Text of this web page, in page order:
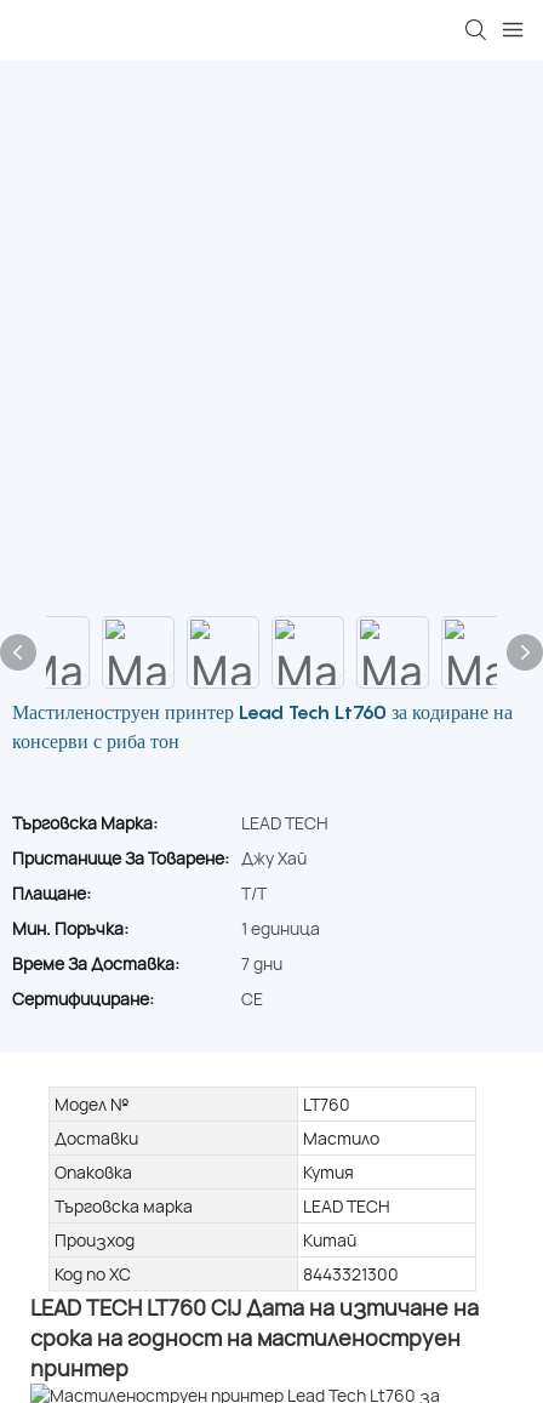
Мастиленоструен принтер Lead Tech Lt760 за кодиране на
консерви с риба тон
Търговска Марка:
LEAD TECH
Пристанище За Товарене: Джу Хай
Плащане:
T/T
Мин. Поръчка:
1 единица
Време За Доставка:
7 дни
Сертифициране:
CE
Модел №
LT760
Доставки
Мастило
Опаковка
Кутия
Търговска марка
LEAD TECH
Произход
Китай
Код по ХС
8443321300
LEAD TECH LT760 CIJ Дата на изтичане на
срока на годност на мастиленоструен
принтер